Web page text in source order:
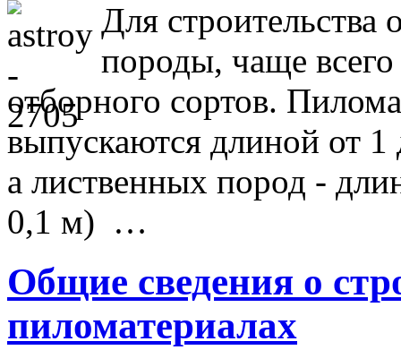
Для
породы, чаще всего
отборного сортов.
выпускаются длиной от
а лиственных пород -
0,1 м) …
Общие сведения о
пиломатериалах